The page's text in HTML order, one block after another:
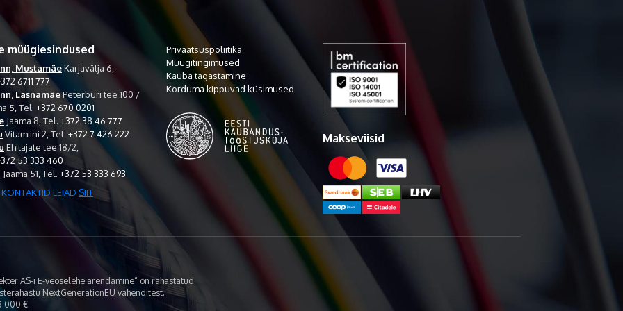
müügiesindused
MustamäeKarjavälja 6,
6711 777
LasnamäePeterburi tee 100 /
5, Tel. +372 670 0201
Jaama 8, Tel. +372 38 46 777
Vitamiini 2,Tel. +372 7 426 222
Ehitajate tee 18/2,
53 333 460
Jaama 51, Tel. +372 53 333 693
LEIAD SIIT
Privaatsuspoliitika
Müügitingimused
Kauba tagastamine
Korduma kippuvad küsimused
Makseviisid
AS-i E-veoselehe arendamine“ on rahastatud
NextGenerationEU vahenditest.
000 €.